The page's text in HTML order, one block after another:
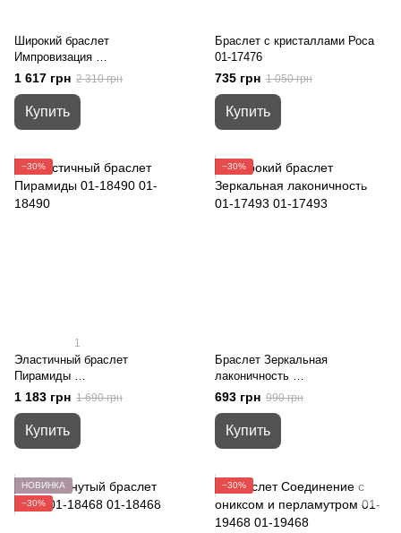
Широкий браслет
Импровизация
01-16001
1 617 грн 2 310 грн
Купить
Браслет с кристаллами Роса
01-17476
735 грн 1 050 грн
Купить
−30%
1
Эластичный браслет
Пирамиды
01-18490
1 183 грн 1 690 грн
Купить
−30%
Браслет Зеркальная
лаконичность
01-17493
693 грн 990 грн
Купить
НОВИНКА
−30%
−30%